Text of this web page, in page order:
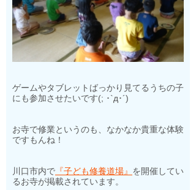
ゲームやタブレットばっかり見てるうちの子
にも参加させたいです(; ･`д･´)
お寺で修業というのも、なかなか貴重な体験
ですもんね！
川口市内で 『子ども修養道場』 を開催してい
るお寺が掲載されています。